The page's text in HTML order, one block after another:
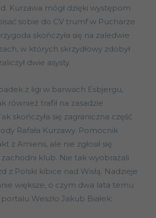
Kurzawa mógł dzięki występom
sobie do CV trumf w Pucharze
skończyła się na zaledwie
w których skrzydłowy zdobył
dwie asysty.
z ligi w barwach Esbjergu,
również trafił na zasadzie
skończyła się zagraniczna część
Rafała Kurzawy. Pomocnik
z Amiens, ale nie zgłosił się
klub. Nie tak wyobrażali
z Polski kibice nad Wisłą. Nadzieje
większe, o czym dwa lata temu
portalu Weszło Jakub Białek: